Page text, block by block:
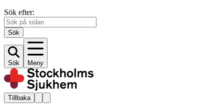
Sök efter:
Sök
Sök Meny
Tillbaka